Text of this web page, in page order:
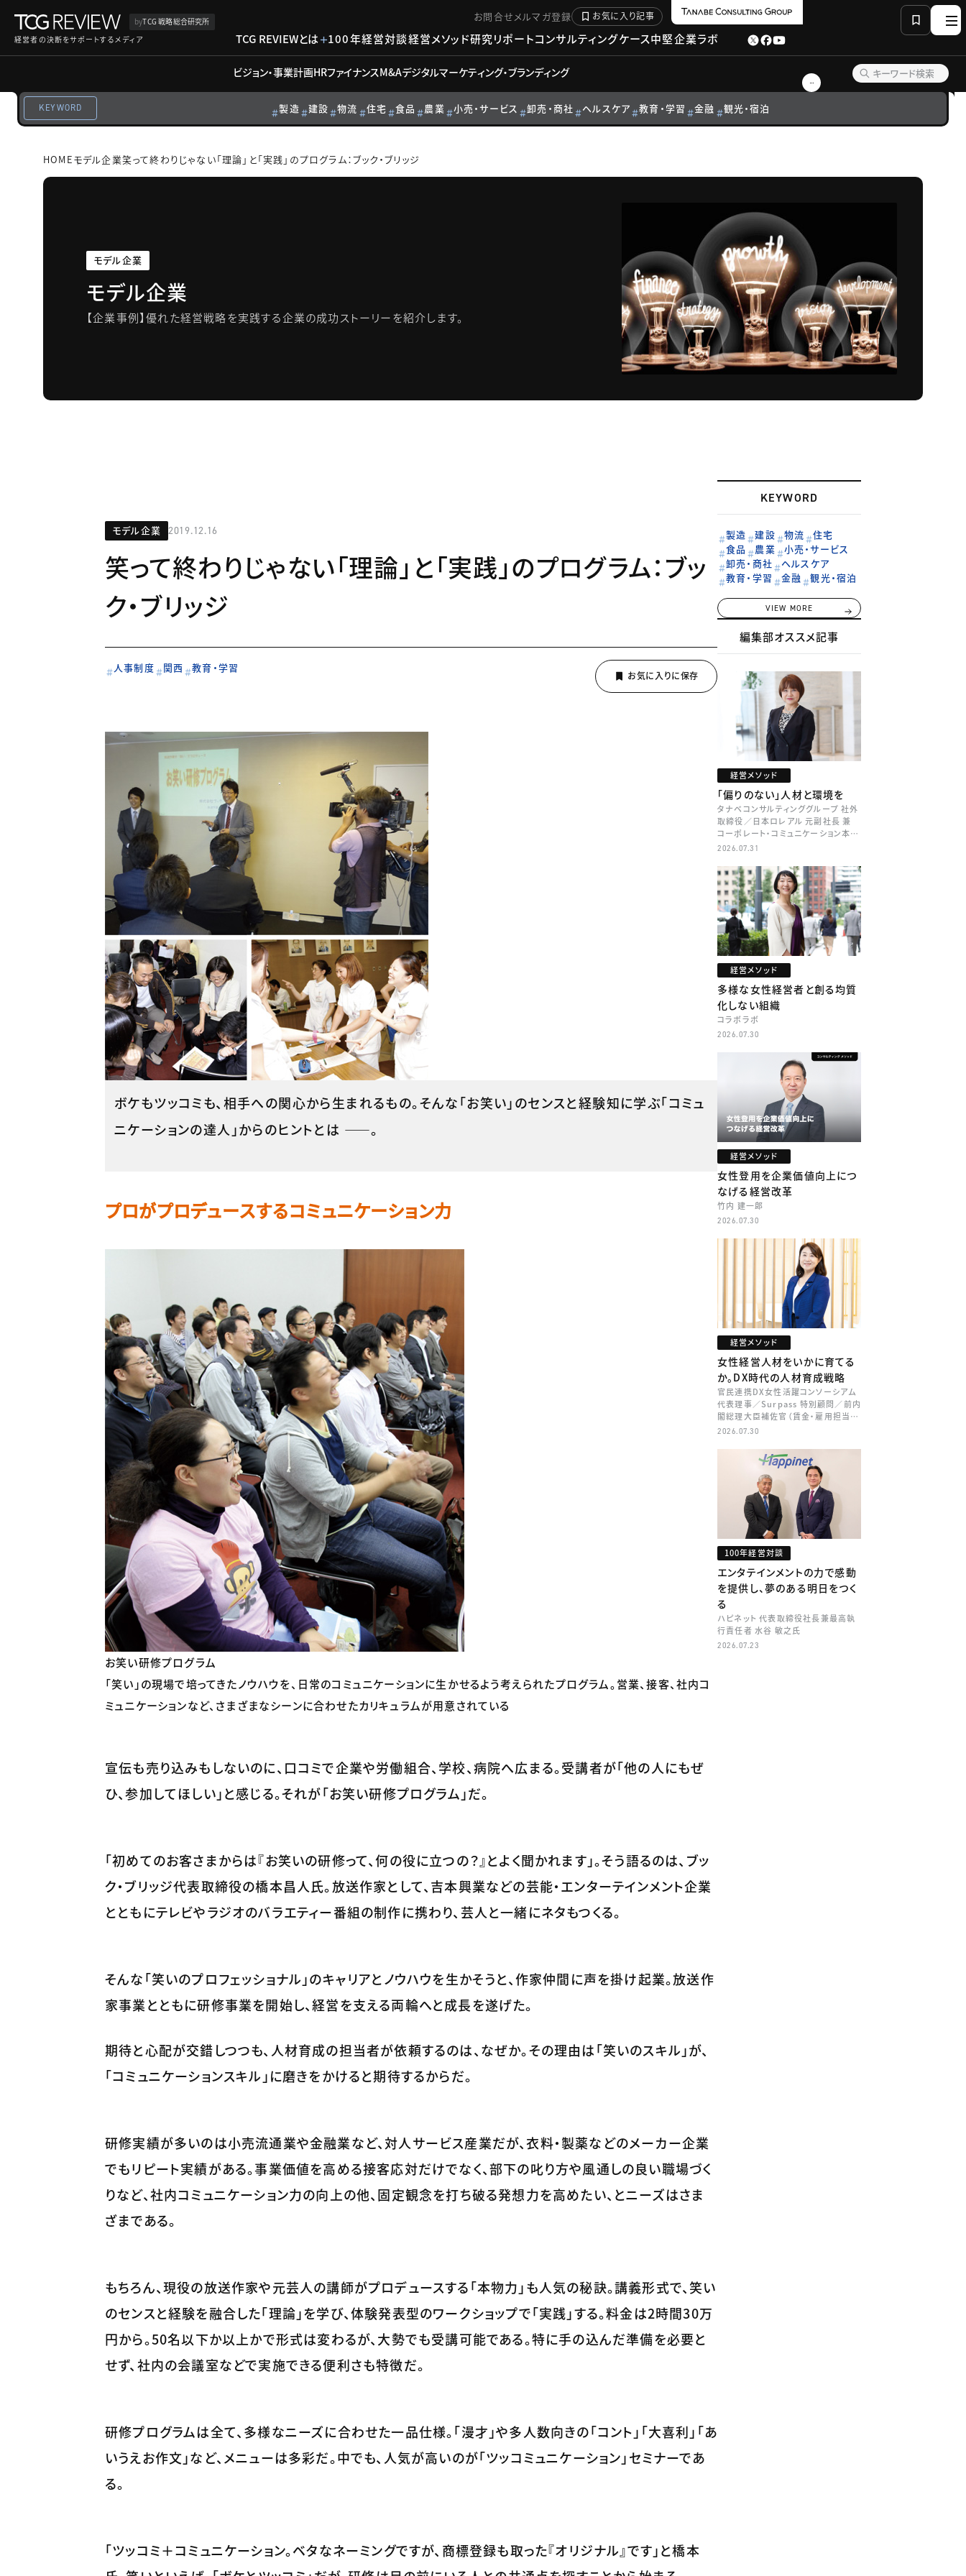
byTCG 戦略総合研究所
経営者の決断をサポートするメディア
お問合せメルマガ登録 お気に入り記事
TCG REVIEWとは 100年経営対談経営メソッド研究リポートコンサルティングケース中堅企業ラボ
ビジョン・事業計画HRファイナンスM&Aデジタルマーケティング・ブランディング
KEYWORD 製造 建設 物流 住宅 食品 農業 小売・サービス 卸売・商社 ヘルスケア 教育・学習 金融 観光・宿泊
HOMEモデル企業笑って終わりじゃない「理論」と「実践」のプログラム：ブック・ブリッジ
モデル企業
モデル企業
【企業事例】優れた経営戦略を実践する企業の成功ストーリーを紹介します。
モデル企業 2019.12.16
笑って終わりじゃない「理論」と「実践」のプログラム：ブッ
ク・ブリッジ
人事制度 関西 教育・学習
ボケもツッコミも、相手への関心から生まれるもの。そんな「お笑い」のセンスと経験知に学ぶ「コミュ
ニケーションの達人」からのヒントとは ――。
プロがプロデュースするコミュニケーション力
お笑い研修プログラム
「笑い」の現場で培ってきたノウハウを、日常のコミュニケーションに生かせるよう考えられたプログラム。営業、接客、社内コ
ミュニケーションなど、さまざまなシーンに合わせたカリキュラムが用意されている
宣伝も売り込みもしないのに、口コミで企業や労働組合、学校、病院へ広まる。受講者が「他の人にもぜ
ひ、参加してほしい」と感じる。それが「お笑い研修プログラム」だ。
「初めてのお客さまからは『お笑いの研修って、何の役に立つの？』とよく聞かれます」。そう語るのは、ブッ
ク・ブリッジ代表取締役の橋本昌人氏。放送作家として、吉本興業などの芸能・エンターテインメント企業
とともにテレビやラジオのバラエティー番組の制作に携わり、芸人と一緒にネタもつくる。
そんな「笑いのプロフェッショナル」のキャリアとノウハウを生かそうと、作家仲間に声を掛け起業。放送作
家事業とともに研修事業を開始し、経営を支える両輪へと成長を遂げた。
期待と心配が交錯しつつも、人材育成の担当者が依頼するのは、なぜか。その理由は「笑いのスキル」が、
「コミュニケーションスキル」に磨きをかけると期待するからだ。
研修実績が多いのは小売流通業や金融業など、対人サービス産業だが、衣料・製薬などのメーカー企業
でもリピート実績がある。事業価値を高める接客応対だけでなく、部下の叱り方や風通しの良い職場づく
りなど、社内コミュニケーション力の向上の他、固定観念を打ち破る発想力を高めたい、とニーズはさま
ざまである。
もちろん、現役の放送作家や元芸人の講師がプロデュースする「本物力」も人気の秘訣。講義形式で、笑い
のセンスと経験を融合した「理論」を学び、体験発表型のワークショップで「実践」する。料金は2時間30万
円から。50名以下か以上かで形式は変わるが、大勢でも受講可能である。特に手の込んだ準備を必要と
せず、社内の会議室などで実施できる便利さも特徴だ。
研修プログラムは全て、多様なニーズに合わせた一品仕様。「漫才」や多人数向きの「コント」「大喜利」「あ
いうえお作文」など、メニューは多彩だ。中でも、人気が高いのが「ツッコミュニケーション」セミナーであ
る。
「ツッコミ＋コミュニケーション。ベタなネーミングですが、商標登録も取った『オリジナル』です」と橋本
KEYWORD
製造 建設 物流
住宅
食品
農業
小売・サービス
卸売・商社
ヘルスケア
教育・学習
金融 観光・宿泊
VIEW MORE
編集部オススメ記事
経営メソッド
「偏りのない」人材と環境を
タナベコンサルティンググループ 社外
取締役／日本ロレアル 元副社長 兼
コーポレート・コミュニケーション本部
本部長／キャリアコンサルタント 井村
2026.07.31
経営メソッド
多様な女性経営者と創る均質
化しない組織
コラボラボ
2026.07.30
経営メソッド
女性登用を企業価値向上につ
なげる経営改革
竹内 建一郎
2026.07.30
経営メソッド
女性経営人材をいかに育てる
か。DX時代の人材育成戦略
官民連携DX女性活躍コンソーシアム
代表理事／Surpass 特別顧問／前内
閣総理大臣補佐官（賃金・雇用担当）
矢田 稚子
2026.07.30
100年経営対談
エンタテインメントの力で感動
を提供し、夢のある明日をつく
る
ハピネット 代表取締役社長兼最高執
行責任者 水谷 敏之氏
2026.07.23